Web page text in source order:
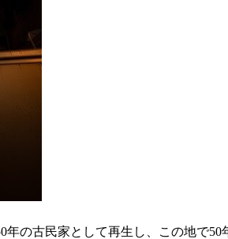
の古民家として再生し、この地で